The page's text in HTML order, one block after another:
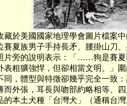
美國國家地理學會圖片檔案中
賽夏族男子手持長矛、腰掛山刀
片旁的說明表示：「……狗是賽
表粗獷強悍，但卻相當文明。」
同，體型與特徵卻幾乎完全一致
而外張，耳長與吻部約略相等、
的本土犬種「台灣犬」（通稱台